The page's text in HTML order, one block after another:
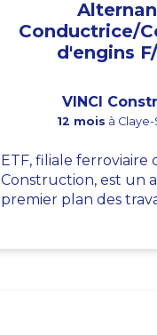
Conductrice/
d'engins
VINCI
12 mois à Claye-
ETF, filiale ferroviaire
Construction, est un
premier plan des